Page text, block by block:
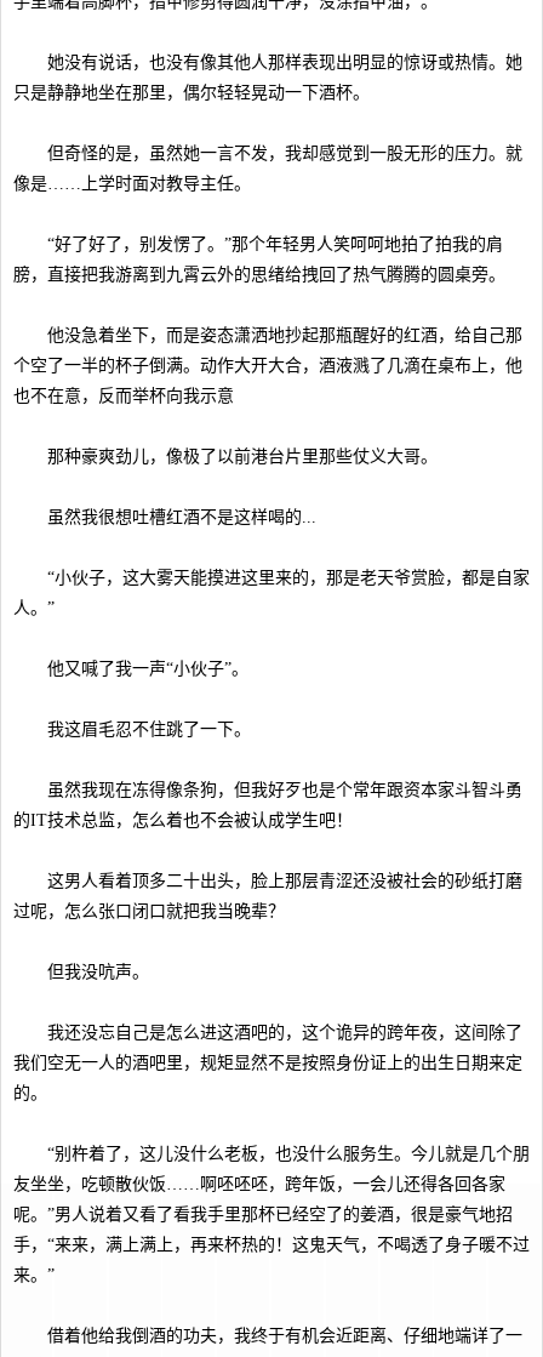
她没有说话，也没有像其他人那样表现出明显的惊讶或热情。她
只是静静地坐在那里，偶尔轻轻晃动一下酒杯。
但奇怪的是，虽然她一言不发，我却感觉到一股无形的压力。就
像是……上学时面对教导主任。
“好了好了，别发愣了。”那个年轻男人笑呵呵地拍了拍我的肩
膀，直接把我游离到九霄云外的思绪给拽回了热气腾腾的圆桌旁。
他没急着坐下，而是姿态潇洒地抄起那瓶醒好的红酒，给自己那
个空了一半的杯子倒满。动作大开大合，酒液溅了几滴在桌布上，他
也不在意，反而举杯向我示意
那种豪爽劲儿，像极了以前港台片里那些仗义大哥。
虽然我很想吐槽红酒不是这样喝的...
“小伙子，这大雾天能摸进这里来的，那是老天爷赏脸，都是自家
人。”
他又喊了我一声“小伙子”。
我这眉毛忍不住跳了一下。
虽然我现在冻得像条狗，但我好歹也是个常年跟资本家斗智斗勇
的IT技术总监，怎么着也不会被认成学生吧！
这男人看着顶多二十出头，脸上那层青涩还没被社会的砂纸打磨
过呢，怎么张口闭口就把我当晚辈？
但我没吭声。
我还没忘自己是怎么进这酒吧的，这个诡异的跨年夜，这间除了
我们空无一人的酒吧里，规矩显然不是按照身份证上的出生日期来定
的。
“别杵着了，这儿没什么老板，也没什么服务生。今儿就是几个朋
友坐坐，吃顿散伙饭……啊呸呸呸，跨年饭，一会儿还得各回各家
呢。”男人说着又看了看我手里那杯已经空了的姜酒，很是豪气地招
手，“来来，满上满上，再来杯热的！这鬼天气，不喝透了身子暖不过
来。”
借着他给我倒酒的功夫，我终于有机会近距离、仔细地端详了一